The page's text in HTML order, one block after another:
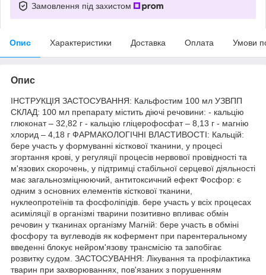
Замовлення під захистом
Опис Характеристики Доставка Оплата Умови
Опис
ІНСТРУКЦІЯ ЗАСТОСУВАННЯ: Кальфостим 100 мл УЗВПП
СКЛАД: 100 мл препарату містить діючі речовини: - кальцію
глюконат – 32,82 г - кальцію гліцерофосфат – 8,13 г - магнію
хлорид – 4,18 г ФАРМАКОЛОГІЧНІ ВЛАСТИВОСТІ: Кальцій:
бере участь у формуванні кісткової тканини, у процесі
згортання крові, у регуляції процесів нервової провідності та
м'язових скорочень, у підтримці стабільної серцевої діяльності
має загальнозміцнюючий, антитоксичний ефект Фосфор: є
одним з основних елементів кісткової тканини,
нуклеопротеїнів та фосфоліпідів. бере участь у всіх процесах
асиміляції в організмі тварини позитивно впливає обмін
речовин у тканинах організму Магній: бере участь в обміні
фосфору та вуглеводів як кофермент при парентеральному
введенні блокує нейром'язову трансмісію та запобігає
розвитку судом. ЗАСТОСУВАННЯ: Лікування та профілактика
тварин при захворюваннях, пов'язаних з порушенням